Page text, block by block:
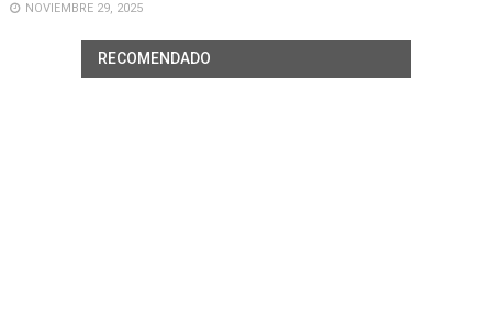
NOVIEMBRE 29, 2025
RECOMENDADO